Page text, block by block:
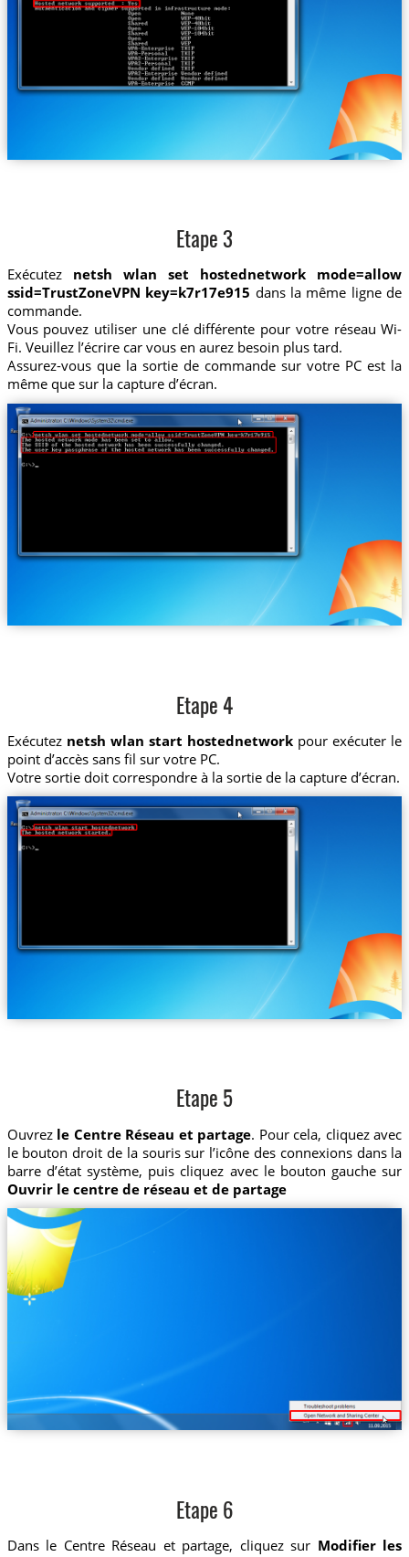
Etape 3
Exécutez netsh wlan set hostednetwork mode=allow
ssid=TrustZoneVPN key=k7r17e915 dans la même ligne de
commande.
Vous pouvez utiliser une clé différente pour votre réseau Wi-
Fi. Veuillez l’écrire car vous en aurez besoin plus tard.
Assurez-vous que la sortie de commande sur votre PC est la
même que sur la capture d’écran.
Etape 4
Exécutez netsh wlan start hostednetwork pour exécuter le
point d’accès sans fil sur votre PC.
Votre sortie doit correspondre à la sortie de la capture d’écran.
Etape 5
Ouvrez le Centre Réseau et partage. Pour cela, cliquez avec
le bouton droit de la souris sur l’icône des connexions dans la
barre d’état système, puis cliquez avec le bouton gauche sur
Ouvrir le centre de réseau et de partage
Etape 6
Dans le Centre Réseau et partage, cliquez sur Modifier les